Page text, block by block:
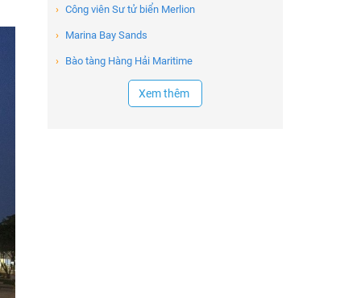
› Công viên Sư tử biển Merlion
› Marina Bay Sands
› Bào tàng Hàng Hải Maritime
Xem thêm